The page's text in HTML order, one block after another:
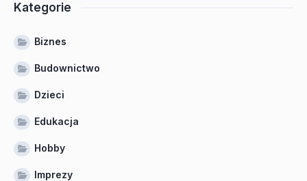
Kategorie
Biznes
Budownictwo
Dzieci
Edukacja
Hobby
Imprezy